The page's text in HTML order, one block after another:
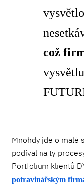
což
Mnohdy jde o malé
podíval na ty
Portfolium klientů
potravinářským